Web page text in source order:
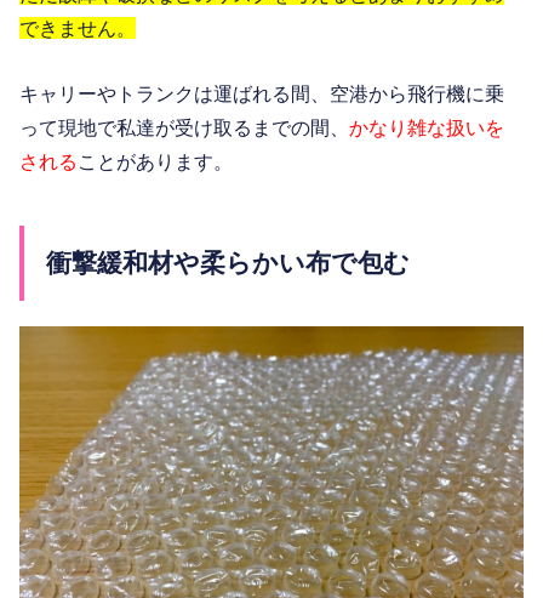
できません。
キャリーやトランクは運ばれる間、空港から飛行機に乗
って現地で私達が受け取るまでの間、かなり雑な扱いを
される ことがあります。
衝撃緩和材や柔らかい布で包む